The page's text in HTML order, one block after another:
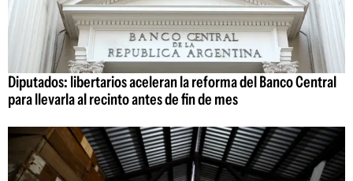
Diputados: libertarios aceleran la reforma del Banco Central
para llevarla al recinto antes de fin de mes